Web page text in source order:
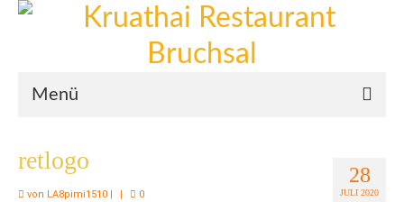
Menü
28
JULI 2020
retlogo
von LA8pimi1510 | | 0